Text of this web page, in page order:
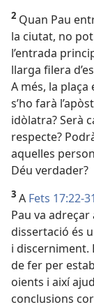
2 Quan Pau
la ciutat, no
l’entrada
llarga filera
A més, la
s’ho farà
idòlatra? Serà
respecte?
aquelles
Déu verdader?
3 A Fets 17:22-31
Pau va adreçar
dissertació és
i discerniment.
de fer per
oients i així
conclusions